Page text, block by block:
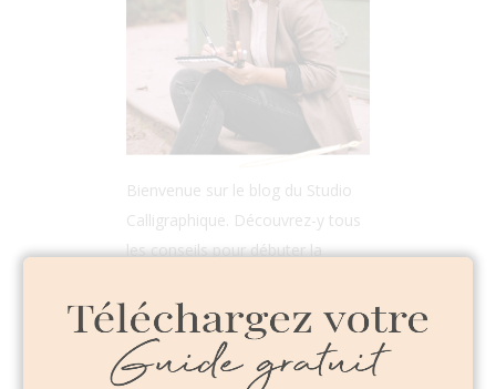
Bienvenue sur le blog du Studio
Calligraphique. Découvrez-y tous
les conseils pour débuter la
aussi des tutos et des sources
d'inspiration pour une vie plus
créative !